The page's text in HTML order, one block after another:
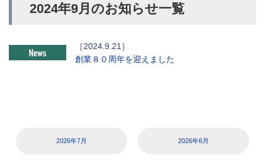
2024年9月のお知らせ一覧
創業８０周年を迎えました
2026年7月 2026年6月